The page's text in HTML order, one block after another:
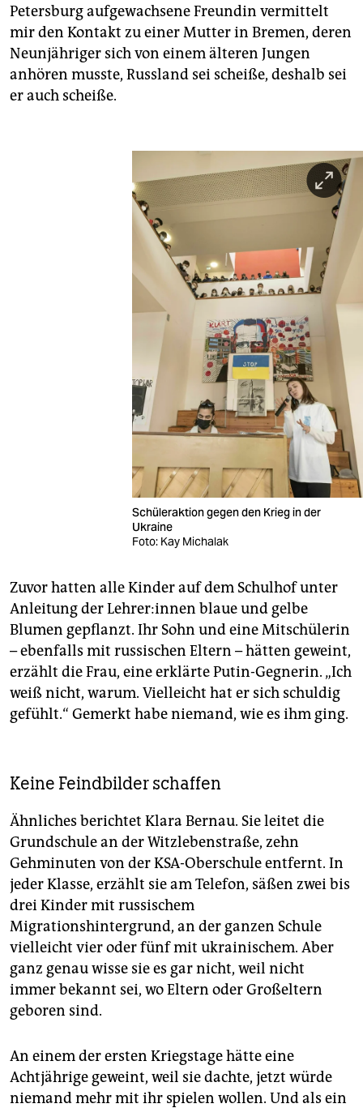
Petersburg aufgewachsene Freundin vermittelt
mir den Kontakt zu einer Mutter in Bremen, deren
Neunjähriger sich von einem älteren Jungen
anhören musste, Russland sei scheiße, deshalb sei
er auch scheiße.
Schüleraktion gegen den Krieg in der
Ukraine
Foto: Kay Michalak
Zuvor hatten alle Kinder auf dem Schulhof unter
Anleitung der Leh­re­r:in­nen blaue und gelbe
Blumen gepflanzt. Ihr Sohn und eine Mitschülerin
– ebenfalls mit russischen Eltern – hätten geweint,
erzählt die Frau, eine erklärte Putin-Gegnerin. „Ich
weiß nicht, warum. Vielleicht hat er sich schuldig
gefühlt.“ Gemerkt habe niemand, wie es ihm ging.
Keine Feindbilder schaffen
Ähnliches berichtet Klara Bernau. Sie leitet die
Grundschule an der Witzlebenstraße, zehn
Gehminuten von der KSA-Oberschule entfernt. In
jeder Klasse, erzählt sie am Telefon, säßen zwei bis
drei Kinder mit russischem
Migrationshintergrund, an der ganzen Schule
vielleicht vier oder fünf mit ukrainischem. Aber
ganz genau wisse sie es gar nicht, weil nicht
immer bekannt sei, wo Eltern oder Großeltern
geboren sind.
An einem der ersten Kriegstage hätte eine
Achtjährige geweint, weil sie dachte, jetzt würde
niemand mehr mit ihr spielen wollen. Und als ein